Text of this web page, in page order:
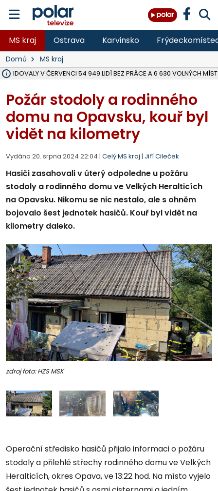
MS kraj Ostrava Karvinsko
Domů MS kraj
EVIDOVALY V ČERVENCI 54 949 LIDÍ BEZ PRÁCE A 6 630 VOLNÝCH MÍST
Požár stodoly a rodinného
domu na Opavsku, kouř byl
vidět na kilometry
Vydáno 20. srpna 2024 22:04 | Celý MS kraj | Jiří Cileček
Hasiči zasahovali v úterý odpoledne u požáru
stodoly a rodinného domu ve Velkých Heralticích
na Opavsku. Nikomu se nic nestalo, ale s ohněm
bojovalo šest jednotek hasičů. Kouř byl vidět na
kilometry daleko.
zdroj foto: HZS MSK
Operační středisko hasičů přijalo informaci o požáru
stodoly a přilehlé střechy rodinného domu ve Velkých
Heralticích, okres Opava, ve 13:22 hod. Na místo vyjelo